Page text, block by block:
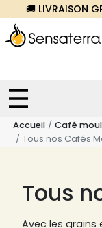
🚚 LIVRAISON
Accueil
Café
Tous nos Cafés
Tous
Avec les grains